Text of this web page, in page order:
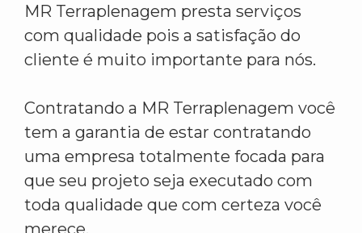
MR Terraplenagem presta serviços
com qualidade pois a satisfação do
cliente é muito importante para nós.
Contratando a MR Terraplenagem você
tem a garantia de estar contratando
uma empresa totalmente focada para
que seu projeto seja executado com
toda qualidade que com certeza você
merece.